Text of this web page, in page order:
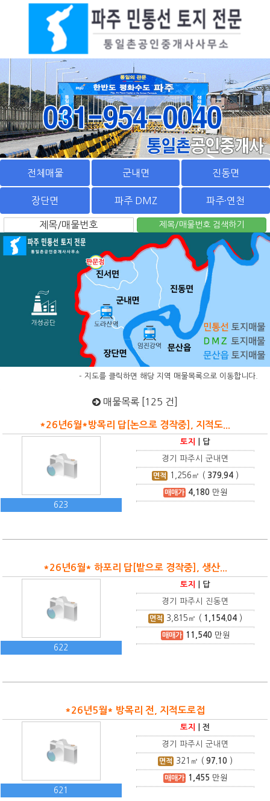
전체매물 군내면 진동면
장단면 파주 DMZ 파주·연천
- 지도를 클릭하면 해당 지역 매물목록으로 이동합니다.
매물목록 [125 건]
*26년6월*방목리 답[논으로 경작중], 지적도...
623
토지 답
경기 파주시 군내면
면적 1,256 ㎡ ( 379.94 )
매매가 4,180만원
*26년6월* 하포리 답[밭으로 경작중], 생산...
622
토지 답
경기 파주시 진동면
면적 3,815 ㎡ ( 1,154.04 )
매매가 11,540만원
*26년5월* 방목리 전, 지적도로접
621
토지 |전
경기 파주시 군내면
면적 321 ㎡ (97.10 )
매매가 1,455 만원